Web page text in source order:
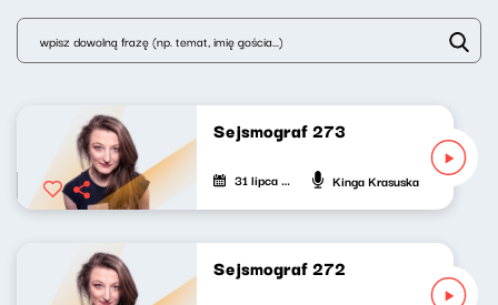
Sejsmograf 273
31 lipca 2026 Kinga Krasuska
Sejsmograf 272